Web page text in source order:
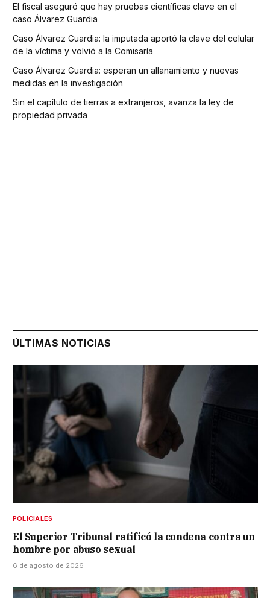
El fiscal aseguró que hay pruebas científicas clave en el
caso Álvarez Guardia
Caso Álvarez Guardia: la imputada aportó la clave del celular
de la víctima y volvió a la Comisaría
Caso Álvarez Guardia: esperan un allanamiento y nuevas
medidas en la investigación
Sin el capítulo de tierras a extranjeros, avanza la ley de
propiedad privada
ÚLTIMAS NOTICIAS
POLICIALES
El Superior Tribunal ratificó la condena contra un
hombre por abuso sexual
6 de agosto de 2026